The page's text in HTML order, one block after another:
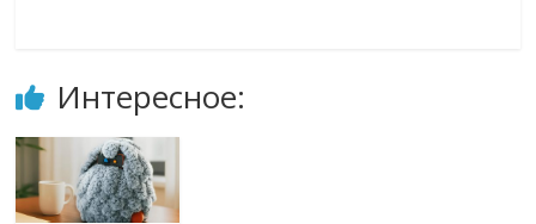
Интересное: